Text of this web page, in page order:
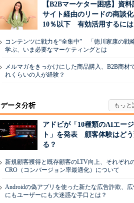
【B2Bマーケター困惑】資料
サイト経由のリードの商談
10％以下 有効活用するには
コンテンツに戦力を“全集中” 「徳川家康の戦
学ぶ、いま必要なマーケティングとは
メルマガをきっかけにした商品購入、B2B商材
れくらいの人が経験？
データ分析
アドビが「10種類のAIエー
ト」を発表 顧客体験はど
る？
新規顧客獲得と既存顧客のLTV向上、それぞれ
CRO（コンバージョン率最適化）について
Androidの偽アプリを使った新たな広告詐欺、広
にもユーザーにも大迷惑な手口とは？